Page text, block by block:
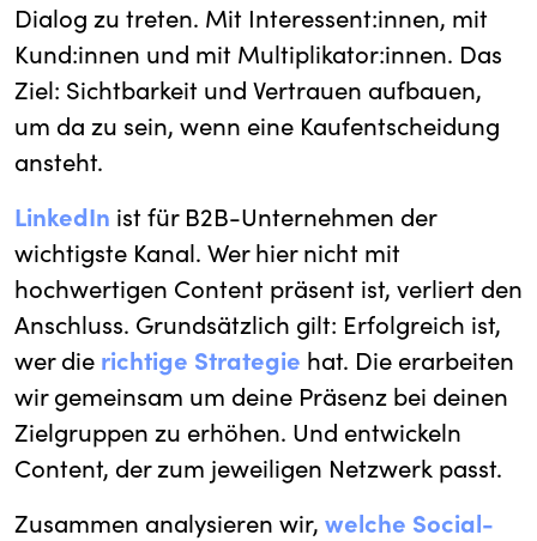
Dialog zu treten. Mit Interessent:innen, mit
Kund:innen und mit Multiplikator:innen. Das
Ziel: Sichtbarkeit und Vertrauen aufbauen,
um da zu sein, wenn eine Kaufentscheidung
ansteht.
LinkedIn ist für B2B-Unternehmen der
wichtigste Kanal. Wer hier nicht mit
hochwertigen Content präsent ist, verliert den
Anschluss. Grundsätzlich gilt: Erfolgreich ist,
wer die richtige Strategie hat. Die erarbeiten
wir gemeinsam um deine Präsenz bei deinen
Zielgruppen zu erhöhen. Und entwickeln
Content, der zum jeweiligen Netzwerk passt.
Zusammen analysieren wir, welche Social-